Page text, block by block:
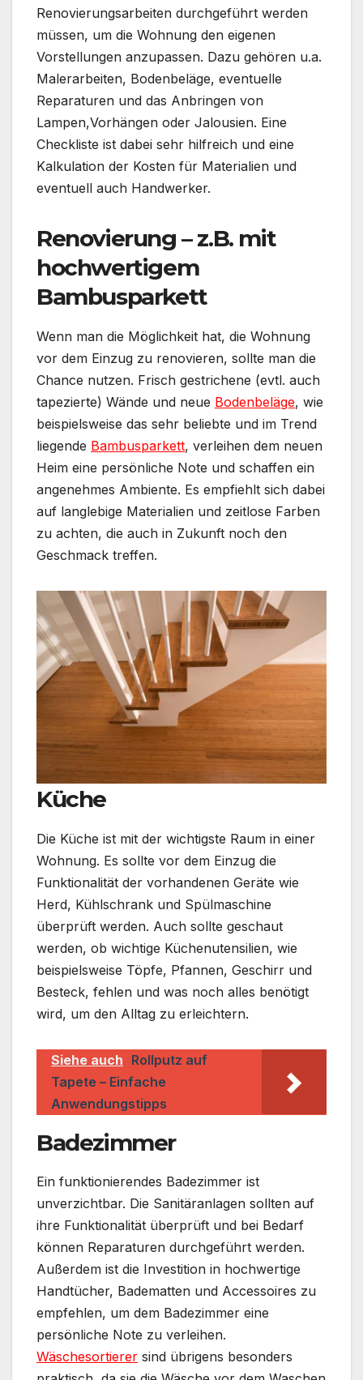
Renovierungsarbeiten durchgeführt werden
müssen, um die Wohnung den eigenen
Vorstellungen anzupassen. Dazu gehören u.a.
Malerarbeiten, Bodenbeläge, eventuelle
Reparaturen und das Anbringen von
Lampen,Vorhängen oder Jalousien. Eine
Checkliste ist dabei sehr hilfreich und eine
Kalkulation der Kosten für Materialien und
eventuell auch Handwerker.
Renovierung – z.B. mit
hochwertigem
Bambusparkett
Wenn man die Möglichkeit hat, die Wohnung
vor dem Einzug zu renovieren, sollte man die
Chance nutzen. Frisch gestrichene (evtl. auch
tapezierte) Wände und neue Bodenbeläge, wie
beispielsweise das sehr beliebte und im Trend
liegende Bambusparkett, verleihen dem neuen
Heim eine persönliche Note und schaffen ein
angenehmes Ambiente. Es empfiehlt sich dabei
auf langlebige Materialien und zeitlose Farben
zu achten, die auch in Zukunft noch den
Geschmack treffen.
Küche
Die Küche ist mit der wichtigste Raum in einer
Wohnung. Es sollte vor dem Einzug die
Funktionalität der vorhandenen Geräte wie
Herd, Kühlschrank und Spülmaschine
überprüft werden. Auch sollte geschaut
werden, ob wichtige Küchenutensilien, wie
beispielsweise Töpfe, Pfannen, Geschirr und
Besteck, fehlen und was noch alles benötigt
wird, um den Alltag zu erleichtern.
Siehe auch Rollputz auf
Tapete – Einfache
Anwendungstipps
Badezimmer
Ein funktionierendes Badezimmer ist
unverzichtbar. Die Sanitäranlagen sollten auf
ihre Funktionalität überprüft und bei Bedarf
können Reparaturen durchgeführt werden.
Außerdem ist die Investition in hochwertige
Handtücher, Badematten und Accessoires zu
empfehlen, um dem Badezimmer eine
persönliche Note zu verleihen.
Wäschesortierer sind übrigens besonders